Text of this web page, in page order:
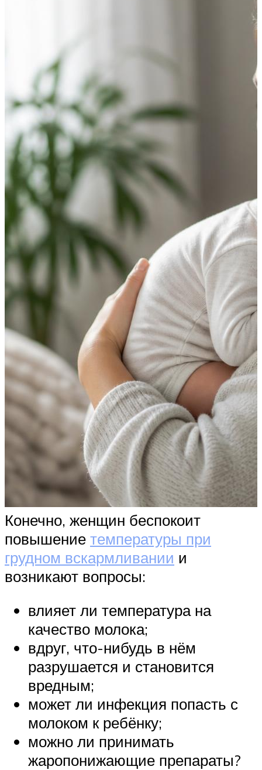
Конечно, женщин беспокоит
повышение температуры при
грудном вскармливании и
возникают вопросы:
влияет ли температура на
качество молока;
вдруг, что-нибудь в нём
разрушается и становится
вредным;
может ли инфекция попасть с
молоком к ребёнку;
можно ли принимать
жаропонижающие препараты?